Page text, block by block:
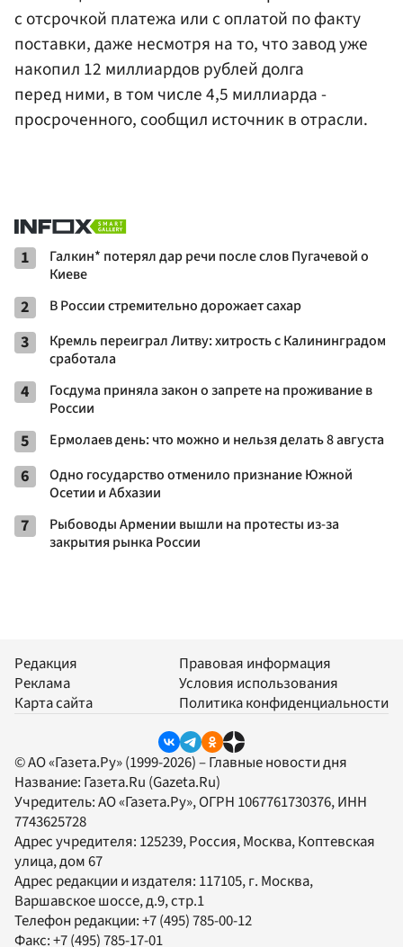
с отсрочкой платежа или с оплатой по факту
поставки, даже несмотря на то, что завод уже
накопил 12 миллиардов рублей долга
перед ними, в том числе 4,5 миллиарда -
просроченного, сообщил источник в отрасли.
1
Галкин* потерял дар речи после слов Пугачевой о
Киеве
2 В России стремительно дорожает сахар
3
Кремль переиграл Литву: хитрость с Калининградом
сработала
4
Госдума приняла закон о запрете на проживание в
России
5 Ермолаев день: что можно и нельзя делать 8 августа
6
Одно государство отменило признание Южной
Осетии и Абхазии
7
Рыбоводы Армении вышли на протесты из-за
закрытия рынка России
Редакция
Реклама
Карта сайта
Правовая информация
Условия использования
Политика конфиденциальности
© АО «Газета.Ру» (1999-2026) – Главные новости дня
Название: Газета.Ru (Gazeta.Ru)
Учредитель:АО «Газета.Ру», ОГРН 1067761730376, ИНН
7743625728
Адрес учредителя: 125239, Россия, Москва, Коптевская
улица, дом 67
Адрес редакции и издателя: 117105, г. Москва,
Варшавское шоссе, д.9, стр.1
Телефон редакции:+7 (495) 785-00-12
Факс:+7 (495) 785-17-01